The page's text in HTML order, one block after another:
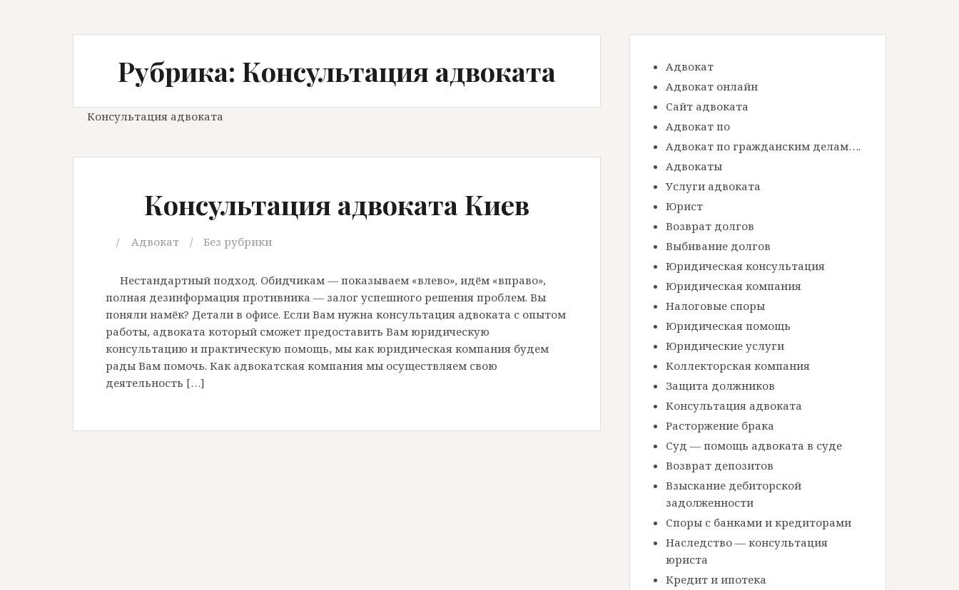
Рубрика: Консультация адвоката
Консультация адвоката
Консультация адвоката Киев
Адвокат Без рубрики
Нестандартный подход. Обидчикам — показываем «влево», идём «вправо»,
полная дезинформация противника — залог успешного решения проблем. Вы
поняли намёк? Детали в офисе. Если Вам нужна консультация адвоката с опытом
работы, адвоката который сможет предоставить Вам юридическую
консультацию и практическую помощь, мы как юридическая компания будем
рады Вам помочь. Как адвокатская компания мы осуществляем свою
деятельность […]
Адвокат
Адвокат онлайн
Сайт адвоката
Адвокат по
Адвокат по гражданским делам….
Адвокаты
Услуги адвоката
Юрист
Возврат долгов
Выбивание долгов
Юридическая консультация
Юридическая компания
Налоговые споры
Юридическая помощь
Юридические услуги
Коллекторская компания
Защита должников
Консультация адвоката
Расторжение брака
Суд — помощь адвоката в суде
Возврат депозитов
Взыскание дебиторской
задолженности
Споры с банками и кредиторами
Наследство — консультация
юриста
Кредит и ипотека